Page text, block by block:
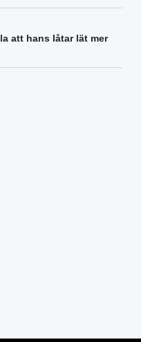
att hans låtar lät mer